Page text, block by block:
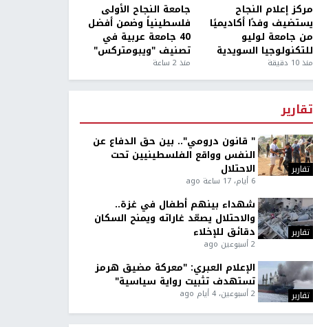
مركز إعلام النجاح
يستضيف وفدًا أكاديميًا
من جامعة لوليو
للتكنولوجيا السويدية
منذ 10 دقيقة
جامعة النجاح الأولى
فلسطينياً وضمن أفضل
40 جامعة عربية في
تصنيف "ويبومتركس"
منذ 2 ساعة
تقارير
تقارير
" قانون درومي".. بين حق الدفاع عن
النفس وواقع الفلسطينيين تحت
الاحتلال
6 أيام، 17 ساعة ago
تقارير
شهداء بينهم أطفال في غزة..
والاحتلال يصعّد غاراته ويمنح السكان
دقائق للإخلاء
2 أسبوعين ago
تقارير
الإعلام العبري: "معركة مضيق هرمز
تستهدف تثبيت رواية سياسية"
2 أسبوعين، 4 أيام ago